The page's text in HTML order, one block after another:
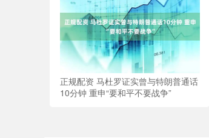
正规配资 马杜罗证实曾与特朗普通话
10分钟 重申“要和平不要战争”